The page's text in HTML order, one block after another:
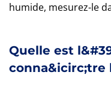
humide, mesurez-le
Quelle est
conna&icirc;tre